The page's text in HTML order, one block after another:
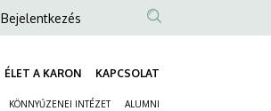
Anonim
fiók
menüje
Bejelentkezés
ÉLET A KARON KAPCSOLAT
KÖNNYŰZENEI INTÉZET ALUMNI